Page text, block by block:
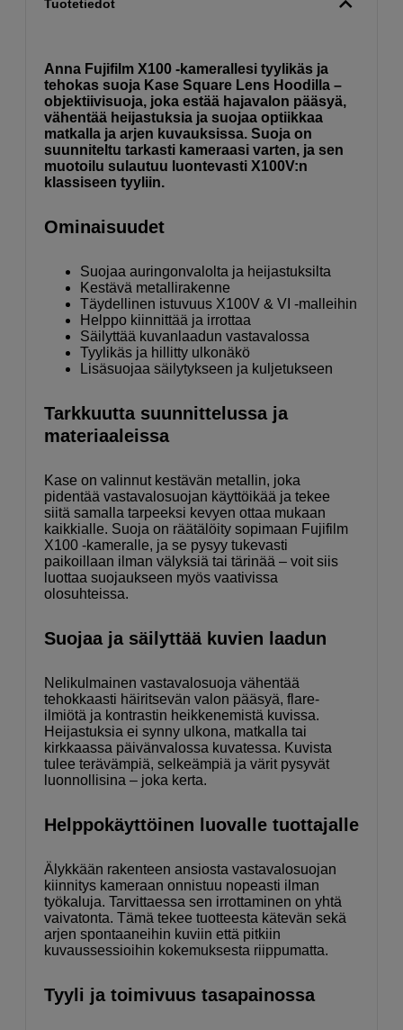
Tuotetiedot
Anna Fujifilm X100 -kamerallesi tyylikäs ja
tehokas suoja Kase Square Lens Hoodilla –
objektiivisuoja, joka estää hajavalon pääsyä,
vähentää heijastuksia ja suojaa optiikkaa
matkalla ja arjen kuvauksissa. Suoja on
suunniteltu tarkasti kameraasi varten, ja sen
muotoilu sulautuu luontevasti X100V:n
klassiseen tyyliin.
Ominaisuudet
Suojaa auringonvalolta ja heijastuksilta
Kestävä metallirakenne
Täydellinen istuvuus X100V & VI -malleihin
Helppo kiinnittää ja irrottaa
Säilyttää kuvanlaadun vastavalossa
Tyylikäs ja hillitty ulkonäkö
Lisäsuojaa säilytykseen ja kuljetukseen
Tarkkuutta suunnittelussa ja
materiaaleissa
Kase on valinnut kestävän metallin, joka
pidentää vastavalosuojan käyttöikää ja tekee
siitä samalla tarpeeksi kevyen ottaa mukaan
kaikkialle. Suoja on räätälöity sopimaan Fujifilm
X100 -kameralle, ja se pysyy tukevasti
paikoillaan ilman välyksiä tai tärinää – voit siis
luottaa suojaukseen myös vaativissa
olosuhteissa.
Suojaa ja säilyttää kuvien laadun
Nelikulmainen vastavalosuoja vähentää
tehokkaasti häiritsevän valon pääsyä, flare-
ilmiötä ja kontrastin heikkenemistä kuvissa.
Heijastuksia ei synny ulkona, matkalla tai
kirkkaassa päivänvalossa kuvatessa. Kuvista
tulee terävämpiä, selkeämpiä ja värit pysyvät
luonnollisina – joka kerta.
Helppokäyttöinen luovalle tuottajalle
Älykkään rakenteen ansiosta vastavalosuojan
kiinnitys kameraan onnistuu nopeasti ilman
työkaluja. Tarvittaessa sen irrottaminen on yhtä
vaivatonta. Tämä tekee tuotteesta kätevän sekä
arjen spontaaneihin kuviin että pitkiin
kuvaussessioihin kokemuksesta riippumatta.
Tyyli ja toimivuus tasapainossa